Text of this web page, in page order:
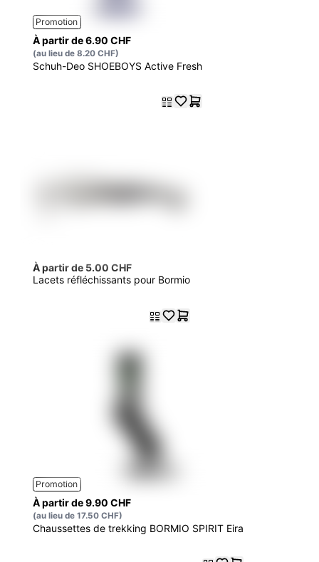
Promotion
À partir de 6.90 CHF
(au lieu de 8.20 CHF)
Schuh-Deo SHOEBOYS Active Fresh
À partir de 5.00 CHF
Lacets réfléchissants pour Bormio
Promotion
À partir de 9.90 CHF
(au lieu de 17.50 CHF)
Chaussettes de trekking BORMIO SPIRIT Eira